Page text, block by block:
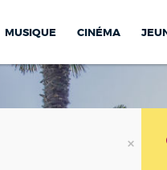
MUSIQUE CINÉMA